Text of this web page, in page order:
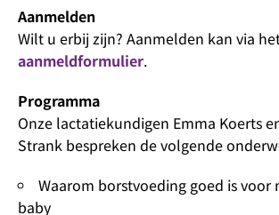
Aanmelden
Wilt u erbij zijn? Aanmelden kan via
aanmeldformulier.
Programma
Onze lactatiekundigen Emma Koerts
Strank bespreken de volgende
Waarom borstvoeding goed is voor
baby